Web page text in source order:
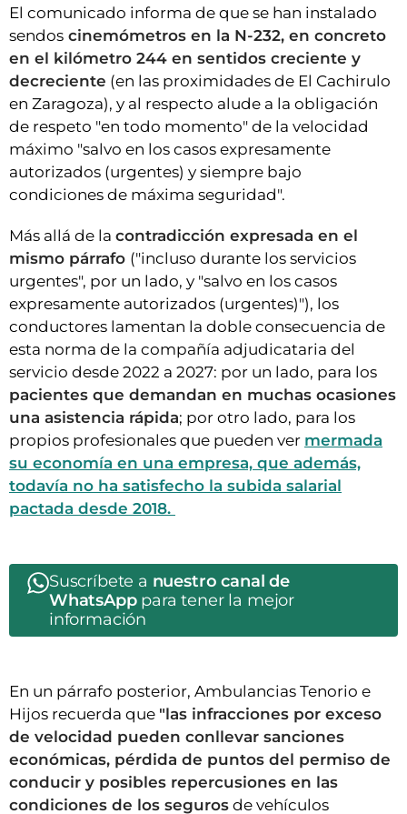
El comunicado informa de que se han instalado
sendos cinemómetros en la N-232, en concreto
en el kilómetro 244 en sentidos creciente y
decreciente (en las proximidades de El Cachirulo
en Zaragoza), y al respecto alude a la obligación
de respeto "en todo momento" de la velocidad
máximo "salvo en los casos expresamente
autorizados (urgentes) y siempre bajo
condiciones de máxima seguridad".
Más allá de la contradicción expresada en el
mismo párrafo ("incluso durante los servicios
urgentes", por un lado, y "salvo en los casos
expresamente autorizados (urgentes)"), los
conductores lamentan la doble consecuencia de
esta norma de la compañía adjudicataria del
servicio desde 2022 a 2027: por un lado, para los
pacientes que demandan en muchas ocasiones
una asistencia rápida; por otro lado, para los
propios profesionales que pueden ver mermada
su economía en una empresa, que además,
todavía no ha satisfecho la subida salarial
pactada desde 2018.
Suscríbete a nuestro canal de
WhatsApppara tener la mejor
información
En un párrafo posterior, Ambulancias Tenorio e
Hijos recuerda que "las infracciones por exceso
de velocidad pueden conllevar sanciones
económicas, pérdida de puntos del permiso de
conducir y posibles repercusiones en las
condiciones de los seguros de vehículos